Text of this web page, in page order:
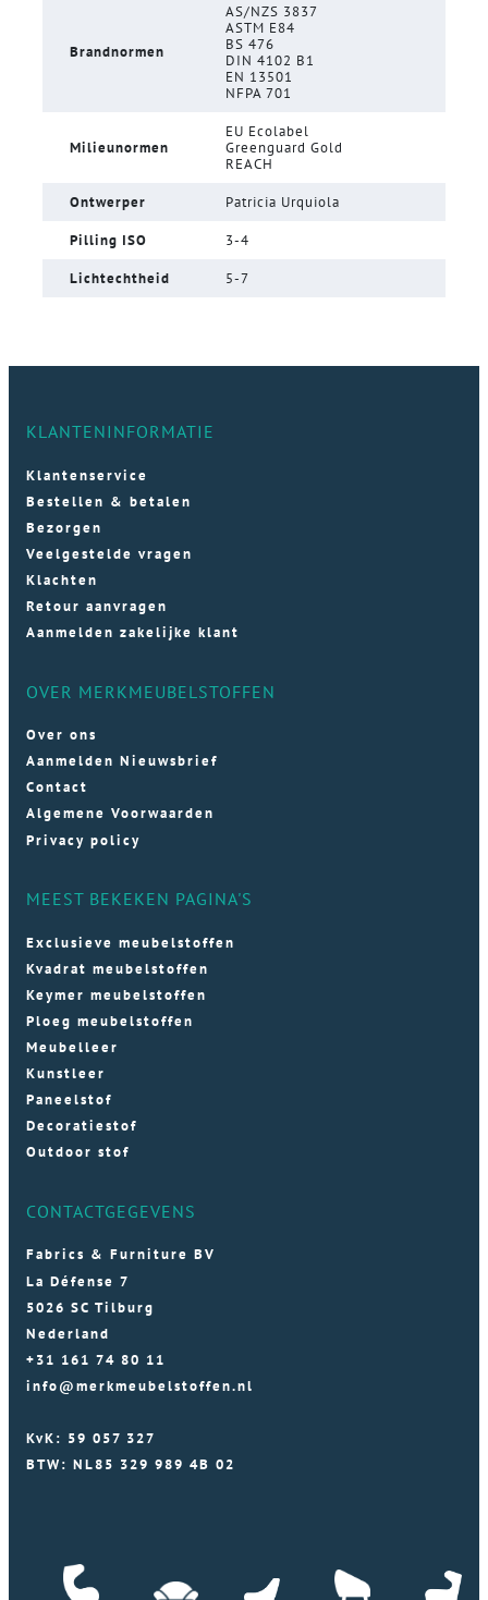
Brandnormen
AS/NZS 3837
ASTM E84
BS 476
DIN 4102 B1
EN 13501
NFPA 701
Milieunormen
EU Ecolabel
Greenguard Gold
REACH
Ontwerper Patricia Urquiola
Pilling ISO 3-4
Lichtechtheid 5-7
KLANTENINFORMATIE
Klantenservice
Bestellen & betalen
Bezorgen
Veelgestelde vragen
Klachten
Retour aanvragen
Aanmelden zakelijke klant
OVER MERKMEUBELSTOFFEN
Over ons
Aanmelden Nieuwsbrief
Contact
Algemene Voorwaarden
Privacy policy
MEEST BEKEKEN PAGINA'S
Exclusieve meubelstoffen
Kvadrat meubelstoffen
Keymer meubelstoffen
Ploeg meubelstoffen
Meubelleer
Kunstleer
Paneelstof
Decoratiestof
Outdoor stof
CONTACTGEGEVENS
Fabrics & Furniture BV
La Défense 7
5026 SC Tilburg
Nederland
+31 161 74 80 11
info@merkmeubelstoffen.nl
KvK: 59 057 327
BTW: NL85 329 989 4B 02